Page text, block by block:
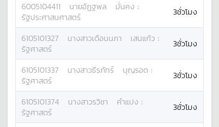
6005104411 นายอัฏฐพล มั่นคง :
รัฐประศาสนศาสตร์
3ชั่วโมง
6105101327 นางสาวเดือนนภา เสนแก้ว :
รัฐศาสตร์
3ชั่วโมง
6105101337 นางสาวธีรภัทร์ บุญรอด :
รัฐศาสตร์
3ชั่วโมง
6105101374 นางสาวรวิชา คำแปง :
รัฐศาสตร์
3ชั่วโมง